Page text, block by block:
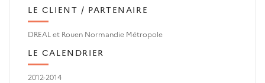
LE CLIENT / PARTENAIRE
DREAL et Rouen Normandie Métropole
LE CALENDRIER
2012-2014